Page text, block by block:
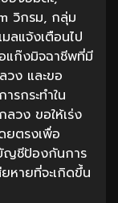
วิกรม, กลุ่ม
ลแจ้งเตือนไป
แก๊งมิจฉาชีพที่มี
วง และขอ
รกระทำใน
วง ขอให้เร่ง
ยตรงเพื่อ
ญชีป้องกันการ
หายที่จะเกิดขึ้น